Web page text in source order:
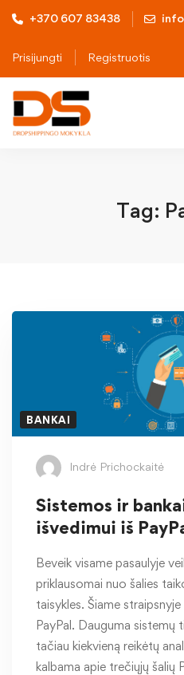
+370 607 83438
Prisijungti Registruotis
Tag:
BANKAI
Indrė Prichockaitė
Sistemos ir
išvedimui iš
Beveik visame pasaulyje
priklausomai nuo šalies
taisykles. Šiame
PayPal. Dauguma sistemų
tačiau kiekvieną reikėtų
kalbama apie trečiųjų šalių